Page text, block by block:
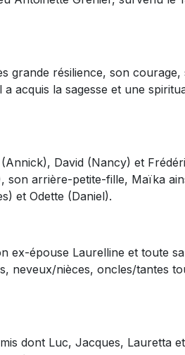
grande résilience, son courage,
acquis la sagesse et une
David (Nancy) et
son arrière-petite-fille, Maïka
et Odette (Daniel).
ex-épouse Laurelline et toute
neveux/nièces, oncles/tantes
dont Luc, Jacques, Lauretta